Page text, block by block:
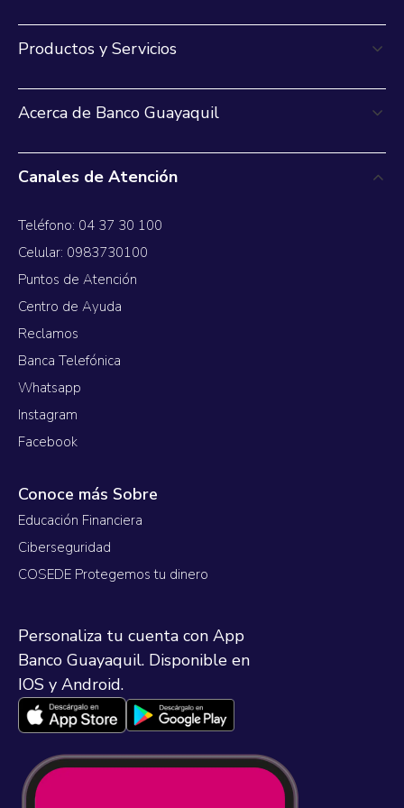
Productos y Servicios
Acerca de Banco Guayaquil
Canales de Atención
Teléfono: 04 37 30 100
Celular: 0983730100
Puntos de Atención
Centro de Ayuda
Reclamos
Banca Telefónica
Whatsapp
Instagram
Facebook
Conoce más Sobre
Educación Financiera
Ciberseguridad
COSEDE Protegemos tu dinero
Personaliza tu cuenta con App
Banco Guayaquil. Disponible en
IOS y Android.